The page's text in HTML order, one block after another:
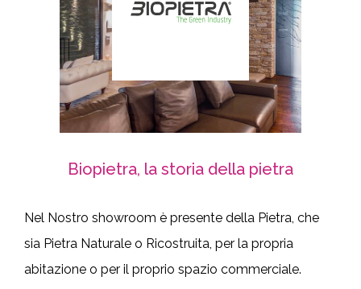
Biopietra, la storia della pietra
Nel Nostro showroom è presente della Pietra, che
sia Pietra Naturale o Ricostruita, per la propria
abitazione o per il proprio spazio commerciale.